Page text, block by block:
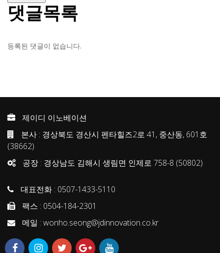
댓글목록
등록된 댓글이 없습니다.
제이디 이노베이션
본사 : 경상북도 경산시 펜타힐즈2로 41, 중산동, 601호
(38662)
공장 : 경상남도 김해시 생림면 인제로 758-8 (50802)
대표전화 : 0507-1433-5110
팩스 : 0504-184-2301
메일 : wonho.seong@jdinnovation.co.kr